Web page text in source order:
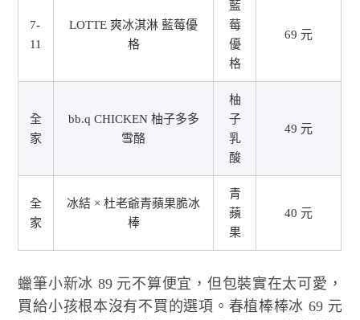
7-
11
LOTTE 爽冰淇淋 藍莓優
格
藍
莓
優
格
69 元
全
家
bb.q CHICKEN 柚子多多
雪酪
柚
子
乳
酸
49 元
全
家
冰結 × 杜老爺青蘋果脆冰
棒
青
蘋
果
40 元
蠟筆小新冰 89 元不算便宜，但包裝實在太可愛，
買給小孩根本沒有不買的選項。春植棒棒冰 69 元